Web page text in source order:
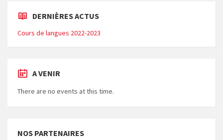
DERNIÈRES ACTUS
Cours de langues 2022-2023
A VENIR
There are no events at this time.
NOS PARTENAIRES